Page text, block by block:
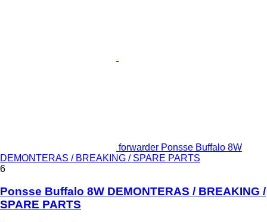
forwarder Ponsse Buffalo 8W
DEMONTERAS / BREAKING / SPARE PARTS
6
Ponsse Buffalo 8W DEMONTERAS / BREAKING /
SPARE PARTS